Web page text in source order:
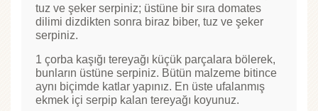
tuz ve şeker serpiniz; üstüne bir sıra domates
dilimi dizdikten sonra biraz biber, tuz ve şeker
serpiniz.
1 çorba kaşığı tereyağı küçük parçalara bölerek,
bunların üstüne serpiniz. Bütün malzeme bitince
aynı biçimde katlar yapınız. En üste ufalanmış
ekmek içi serpip kalan tereyağı koyunuz.